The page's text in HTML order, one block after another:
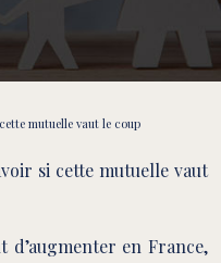
mutuelle vaut le coup
si cette mutuelle vaut
d’augmenter en France,